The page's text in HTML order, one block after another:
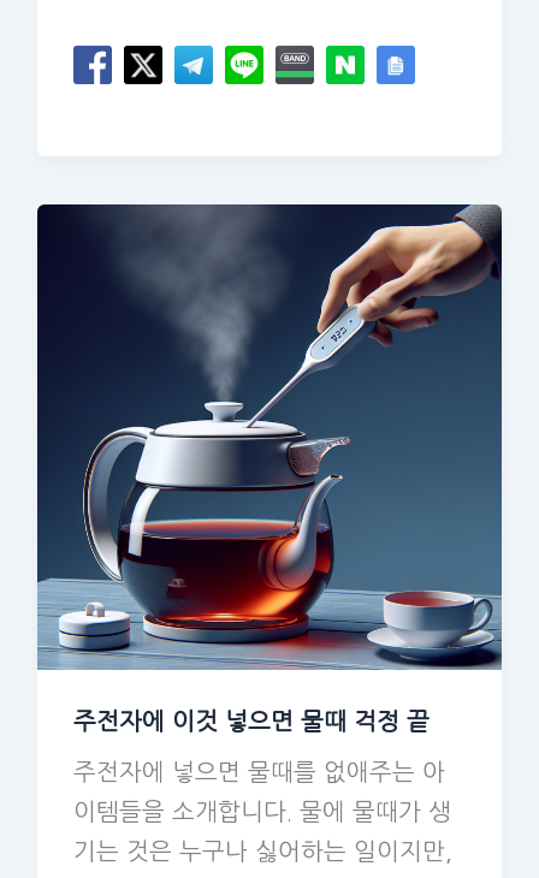
주전자에 이것 넣으면 물때 걱정 끝
주전자에 넣으면 물때를 없애주는 아
이템들을 소개합니다. 물에 물때가 생
기는 것은 누구나 싫어하는 일이지만,